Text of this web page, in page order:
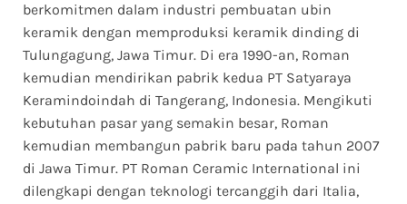
berkomitmen dalam industri pembuatan ubin
keramik dengan memproduksi keramik dinding di
Tulungagung, Jawa Timur. Di era 1990-an, Roman
kemudian mendirikan pabrik kedua PT Satyaraya
Keramindoindah di Tangerang, Indonesia. Mengikuti
kebutuhan pasar yang semakin besar, Roman
kemudian membangun pabrik baru pada tahun 2007
di Jawa Timur. PT Roman Ceramic International ini
dilengkapi dengan teknologi tercanggih dari Italia,